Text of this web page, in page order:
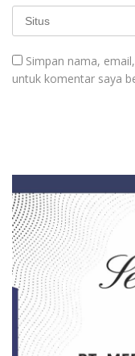
Simpan nama,
untuk komentar saya